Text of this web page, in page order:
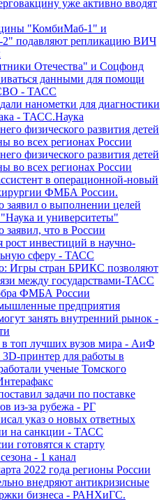
уже активно вводят
"КомбиМаб-1" и
подавляют репликацию ВИЧ
Отечества" и Соцфонд
данными для помощи
- ТАСС
нанометки для диагностики
- ТАСС.Наука
физического развития детей
во всех регионах России
физического развития детей
во всех регионах России
в операционной-новый
ФМБА России.
заявил о выполнении целей
и университеты"
что в России
рост инвестиций в научно-
сферу - ТАСС
Игры стран БРИКС позволяют
между государствами-ТАСС
ФМБА России
предприятия
занять внутренний рынок -
топ лучших вузов мира - АиФ
принтер для работы в
ученые Томского
задачи по поставке
из-за рубежа - РГ
указ о новых ответных
на санкции - ТАСС
готовятся к старту
- 1 канал
2022 года регионы России
внедряют антикризисные
бизнеса - РАНХиГС.